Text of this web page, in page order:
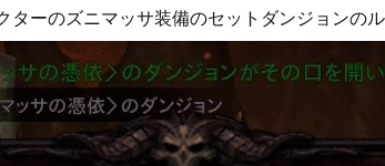
ターのズニマッサ装備のセットダンジョンの